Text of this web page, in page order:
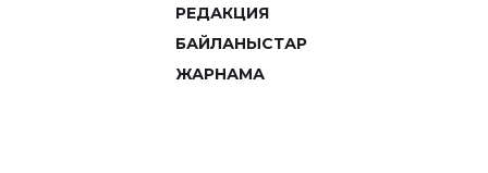
РЕДАКЦИЯ
БАЙЛАНЫСТАР
ЖАРНАМА